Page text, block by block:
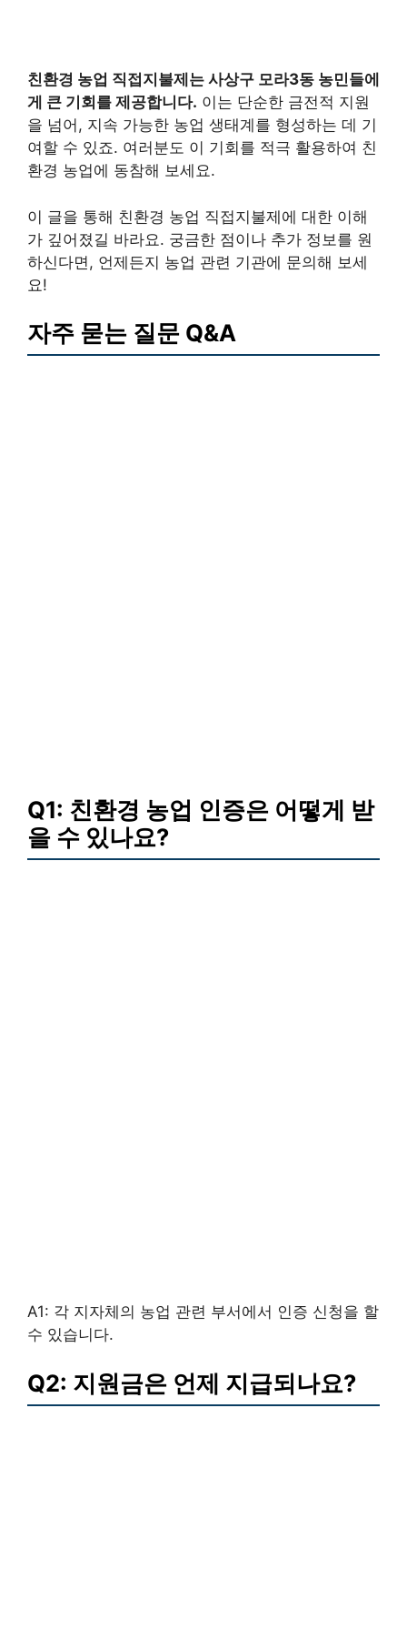
친환경 농업 직접지불제는 사상구 모라3동 농민들에
게 큰 기회를 제공합니다. 이는 단순한 금전적 지원
을 넘어, 지속 가능한 농업 생태계를 형성하는 데 기
여할 수 있죠. 여러분도 이 기회를 적극 활용하여 친
환경 농업에 동참해 보세요.
이 글을 통해 친환경 농업 직접지불제에 대한 이해
가 깊어졌길 바라요. 궁금한 점이나 추가 정보를 원
하신다면, 언제든지 농업 관련 기관에 문의해 보세
요!
자주 묻는 질문 Q&A
Q1: 친환경 농업 인증은 어떻게 받
을 수 있나요?
A1: 각 지자체의 농업 관련 부서에서 인증 신청을 할
수 있습니다.
Q2: 지원금은 언제 지급되나요?